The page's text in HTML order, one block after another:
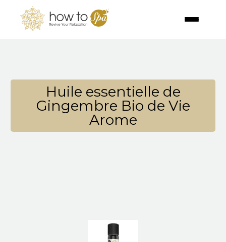
Huile essentielle de
Gingembre Bio de Vie
Arome